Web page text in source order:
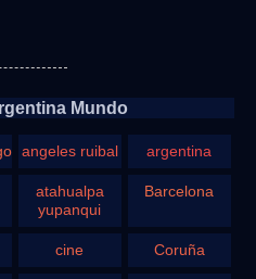
Mundo
angeles ruibal argentina
atahualpa
yupanqui
Barcelona
cine Coruña